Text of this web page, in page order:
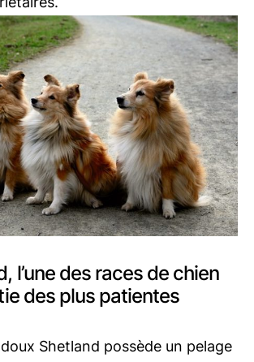
l’une des races de chien
des plus patientes
Shetland possède un pelage